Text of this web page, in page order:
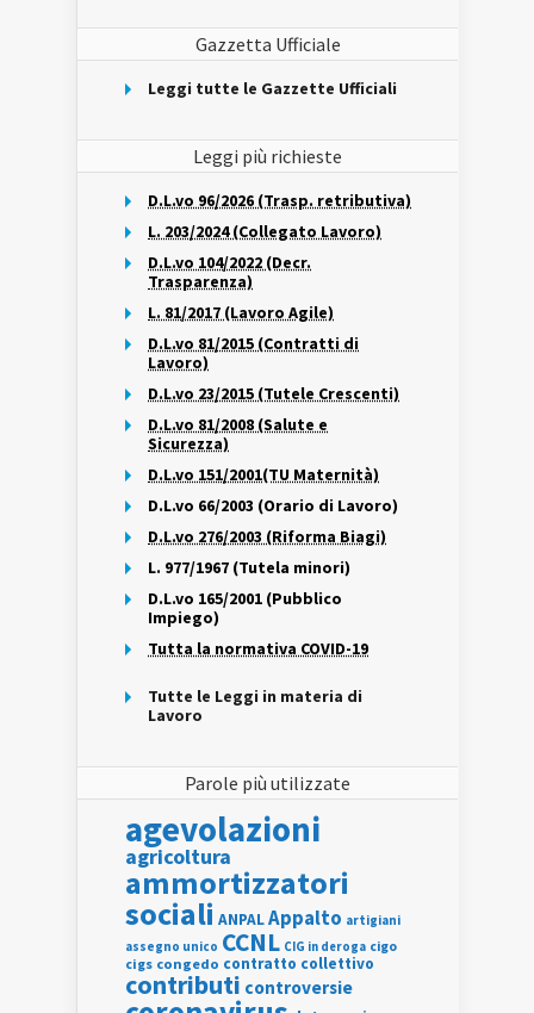
Gazzetta Ufficiale
Leggi tutte le Gazzette Ufficiali
Leggi più richieste
D.L.vo 96/2026 (Trasp. retributiva)
L. 203/2024 (Collegato Lavoro)
D.L.vo 104/2022 (Decr.
Trasparenza)
L. 81/2017 (Lavoro Agile)
D.L.vo 81/2015 (Contratti di
Lavoro)
D.L.vo 23/2015 (Tutele Crescenti)
D.L.vo 81/2008 (Salute e
Sicurezza)
D.L.vo 151/2001(TU Maternità)
D.L.vo 66/2003 (Orario di Lavoro)
D.L.vo 276/2003 (Riforma Biagi)
L. 977/1967 (Tutela minori)
D.L.vo 165/2001 (Pubblico
Impiego)
Tutta la normativa COVID-19
Tutte le Leggi in materia di
Lavoro
Parole più utilizzate
agevolazioni
agricoltura
ammortizzatori
sociali ANPALAppalto artigiani
assegno unico CCNL CIG in deroga cigo
cigs congedo contratto collettivo
contributi controversie